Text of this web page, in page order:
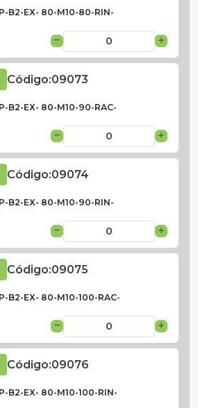
B2-EX- 80-M10-80-RIN-
Código:09073
B2-EX- 80-M10-90-RAC-
Código:09074
B2-EX- 80-M10-90-RIN-
Código:09075
B2-EX- 80-M10-100-RAC-
Código:09076
B2-EX- 80-M10-100-RIN-